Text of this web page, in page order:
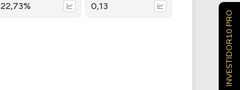
22,73% 0,13
INVESTIDOR10 PRO